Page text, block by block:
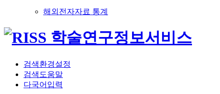
해외전자자료 통계
검색환경설정
검색도움말
다국어입력